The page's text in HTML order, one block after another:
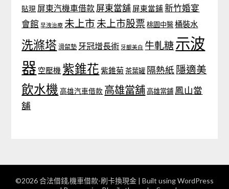
貼現 屏東汽機車借款 屏東當舖 屏東當鋪 新竹婚宴
會館 早洩治療 未上市 未上市股票 桃園中醫 桶裝水
洗滌塔 滑鼠墊 牙冠增長術 牙齦美白 牛軋糖示波
器 空壓機 紫錐花 紫錐菊 茶葉罐 隔熱紙 隱適美
飲水機 高雄汽車借款 高雄當舖 高雄當鋪 鳳山當
舖
©2026 合法借錢,機車借款-刷卡換現金 | Built using WordPress